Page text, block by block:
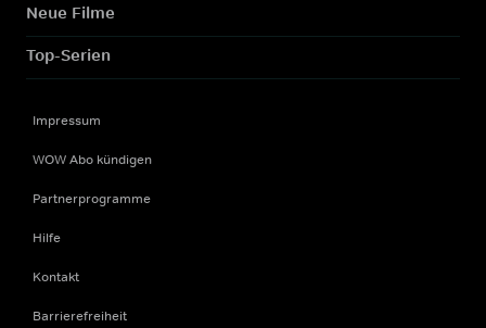
Neue Filme
Top-Serien
Impressum
WOW Abo kündigen
Partnerprogramme
Hilfe
Kontakt
Barrierefreiheit